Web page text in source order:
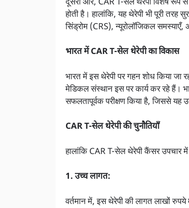
दूसरी ओर, CAR T-सेल थेरेपी विशेष रूप
होती है। हालांकि, यह थेरेपी भी पूरी
सिंड्रोम (CRS), न्यूरोलॉजिकल
भारत में CAR T-सेल थेरेपी का विकास
भारत में इस थेरेपी पर गहन शोध किया जा
मेडिकल संस्थान इस पर कार्य कर रहे हैं।
सफलतापूर्वक परीक्षण किया है, जिससे
CAR T-सेल थेरेपी की चुनौतियाँ
हालांकि CAR T-सेल थेरेपी कैंसर उपचार
1. उच्च लागत:
वर्तमान में, इस थेरेपी की लागत लाखों